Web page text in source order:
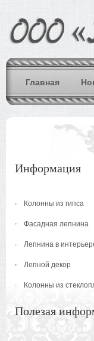
Главная
Информация
Колонны из гипса
Фасадная лепнина
Лепнина в
Лепной декор
Колонны из
Полезая